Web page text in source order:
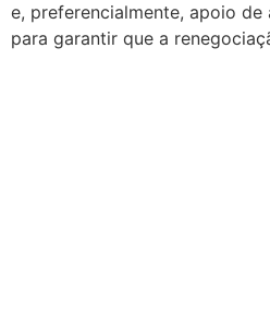
e, preferencialmente, apoio de
para garantir que a